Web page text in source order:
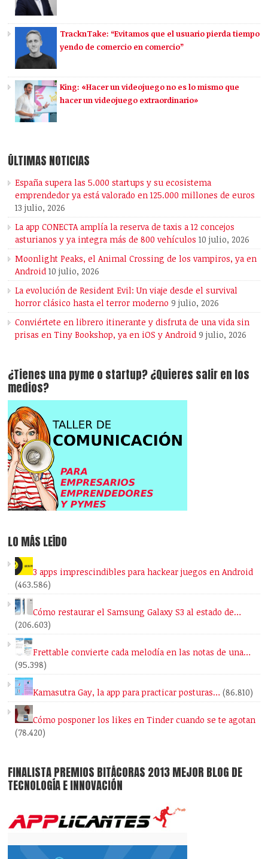
TracknTake: “Evitamos que el usuario pierda tiempo
yendo de comercio en comercio”
King: «Hacer un videojuego no es lo mismo que
hacer un videojuego extraordinario»
ÚLTIMAS NOTICIAS
España supera las 5.000 startups y su ecosistema
emprendedor ya está valorado en 125.000 millones de euros
13 julio, 2026
La app CONECTA amplía la reserva de taxis a 12 concejos
asturianos y ya integra más de 800 vehículos 10 julio, 2026
Moonlight Peaks, el Animal Crossing de los vampiros, ya en
Android 10 julio, 2026
La evolución de Resident Evil: Un viaje desde el survival
horror clásico hasta el terror moderno 9 julio, 2026
Conviértete en librero itinerante y disfruta de una vida sin
prisas en Tiny Bookshop, ya en iOS y Android 9 julio, 2026
¿Tienes una pyme o startup? ¿Quieres salir en los
medios?
LO MÁS LEÍDO
3 apps imprescindibles para hackear juegos en Android
(463.586)
Cómo restaurar el Samsung Galaxy S3 al estado de…
(206.603)
Frettable convierte cada melodía en las notas de una…
(95.398)
Kamasutra Gay, la app para practicar posturas… (86.810)
Cómo posponer los likes en Tinder cuando se te agotan
(78.420)
FINALISTA PREMIOS BITÁCORAS 2013 MEJOR BLOG DE
TECNOLOGÍA E INNOVACIÓN